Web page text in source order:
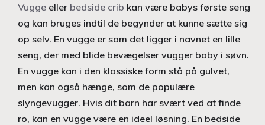
Vugge eller bedside crib kan være babys første seng
og kan bruges indtil de begynder at kunne sætte sig
op selv. En vugge er som det ligger i navnet en lille
seng, der med blide bevægelser vugger baby i søvn.
En vugge kan i den klassiske form stå på gulvet,
men kan også hænge, som de populære
slyngevugger. Hvis dit barn har svært ved at finde
ro, kan en vugge være en ideel løsning. En bedside